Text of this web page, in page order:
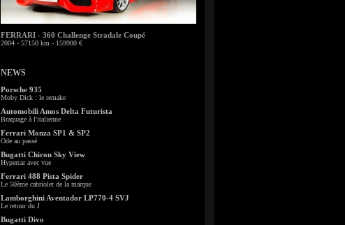
FERRARI - 360 Challenge Stradale Coupé
2004 - 57150 km - 159900 €
NEWS
Porsche 935
Moby Dick : le remake
Automobili Amos Delta Futurista
Braquage à l'italienne
Ferrari Monza SP1 & SP2
Ode au passé
Bugatti Chiron Sky View
Hypercar avec vue
Ferrari 488 Pista Spider
Le 50ème cabriolet de la marque
Lamborghini Aventador LP770-4 SVJ
Le retour du J
Bugatti Divo